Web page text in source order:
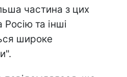
частина з цих
Росію та інші
широке